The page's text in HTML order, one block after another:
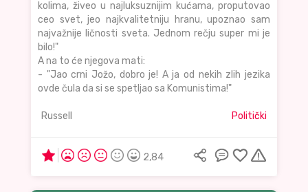
kolima, živeo u najluksuznijim kućama, proputovao
ceo svet, jeo najkvalitetniju hranu, upoznao sam
najvažnije ličnosti sveta. Jednom rečju super mi je
bilo!"
A na to će njegova mati:
- "Jao crni Jožo, dobro je! A ja od nekih zlih jezika
ovde čula da si se spetljao sa Komunistima!"
Russell Politički
2,84